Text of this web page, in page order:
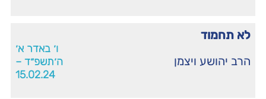
לא תחמוד
הרב יהושע ויצמן
ו׳ באדר א׳
ה׳תשפ״ד –
15.02.24